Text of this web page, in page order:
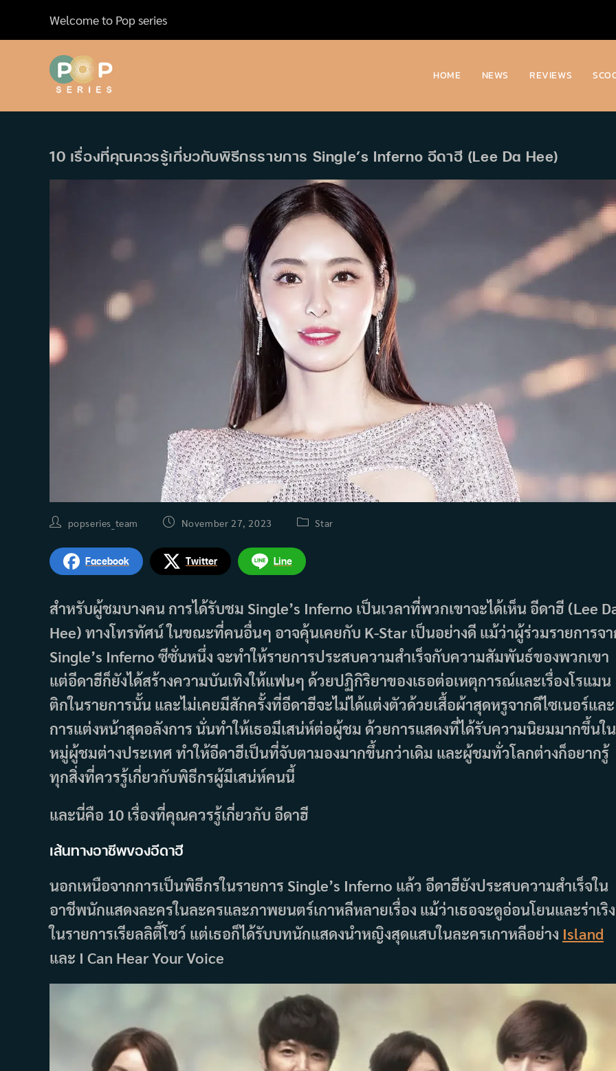
content
Welcome to Pop series
HOME NEWS REVIEWS
10 เรื่องที่คุณควรรู้เกี่ยวกับพิธีกรรายการ Single’s Inferno อีดาฮี (Lee Da Hee)
Postpopseries_team
PostNovember 27, 2023
PostStar
Facebook Twitter Line
สำหรับผู้ชมบางคน การได้รับชม Single’s Inferno เป็นเวลาที่พวกเขาจะได้เห็น อีดาฮี (Lee
Hee) ทางโทรทัศน์ ในขณะที่คนอื่นๆ อาจคุ้นเคยกับ K-Star เป็นอย่างดี แม้ว่าผู้ร่วมรายการจ
Single’s Inferno ซีซั่นหนึ่ง จะทำให้รายการประสบความสำเร็จกับความสัมพันธ์ของพวกเขา
แต่อีดาฮีก็ยังได้สร้างความบันเทิงให้แฟนๆ ด้วยปฏิกิริยาของเธอต่อเหตุการณ์และเรื่องโรแมน
ติกในรายการนั้น และไม่เคยมีสักครั้งที่อีดาฮีจะไม่ได้แต่งตัวด้วยเสื้อผ้าสุดหรูจากดีไซเนอร์และ
การแต่งหน้าสุดอลังการ นั่นทำให้เธอมีเสน่ห์ต่อผู้ชม ด้วยการแสดงที่ได้รับความนิยมมากขึ้นใน
หมู่ผู้ชมต่างประเทศ ทำให้อีดาฮีเป็นที่จับตามองมากขึ้นกว่าเดิม และผู้ชมทั่วโลกต่างก็อยากรู้
ทุกสิ่งที่ควรรู้เกี่ยวกับพิธีกรผู้มีเสน่ห์คนนี้
และนี่คือ 10 เรื่องที่คุณควรรู้เกี่ยวกับ อีดาฮี
เส้นทางอาชีพของอีดาฮี
นอกเหนือจากการเป็นพิธีกรในรายการ Single’s Inferno แล้ว อีดาฮียังประสบความสำเร็จใน
อาชีพนักแสดงละครในละครและภาพยนตร์เกาหลีหลายเรื่อง แม้ว่าเธอจะดูอ่อนโยนและร่าเริง
ในรายการเรียลลิตี้โชว์ แต่เธอก็ได้รับบทนักแสดงนำหญิงสุดแสบในละครเกาหลีอย่าง Island
และ I Can Hear Your Voice